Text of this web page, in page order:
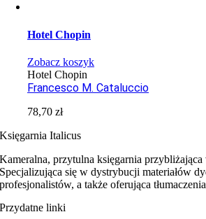
Hotel Chopin
Zobacz koszyk
Hotel Chopin
Francesco M. Cataluccio
78,70zł
Księgarnia Italicus
Kameralna, przytulna księgarnia przybliżająca
Specjalizująca się w dystrybucji materiałów
profesjonalistów, a także oferująca
Przydatne linki